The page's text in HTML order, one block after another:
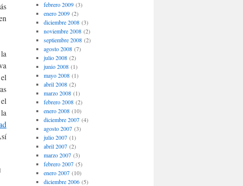
febrero 2009(3)
enero 2009(2)
diciembre 2008(3)
noviembre 2008(2)
septiembre 2008(2)
agosto 2008(7)
julio 2008(2)
junio 2008(1)
mayo 2008(1)
abril 2008(2)
marzo 2008(1)
febrero 2008(2)
enero 2008(10)
diciembre 2007(4)
agosto 2007(3)
julio 2007(1)
abril 2007(2)
marzo 2007(3)
febrero 2007(5)
enero 2007(10)
diciembre 2006(5)